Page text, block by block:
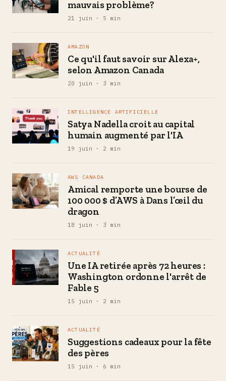
mauvais problème?
21 juin · 5 min
AMAZON
Ce qu'il faut savoir sur Alexa+,
selon Amazon Canada
20 juin · 3 min
INTELLIGENCE ARTIFICIELLE
Satya Nadella croit au capital
humain augmenté par l'IA
19 juin · 2 min
AWS CANADA
Amical remporte une bourse de
100 000 $ d’AWS à Dans l’œil du
dragon
18 juin · 3 min
ACTUALITÉ
Une IA retirée après 72 heures :
Washington ordonne l'arrêt de
Fable 5
15 juin · 2 min
ACTUALITÉ
Suggestions cadeaux pour la fête
des pères
15 juin · 6 min